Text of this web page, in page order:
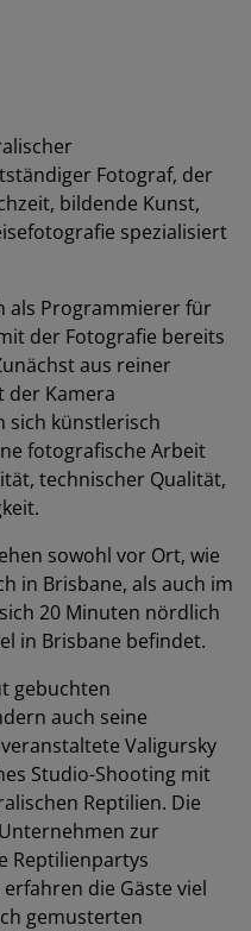
Fotograf, der
bildende Kunst,
spezialisiert
als Programmierer für
der Fotografie bereits
aus reiner
der Kamera
sich künstlerisch
fotografische Arbeit
technischer Qualität,
sowohl vor Ort, wie
in Brisbane, als auch im
20 Minuten nördlich
in Brisbane befindet.
gebuchten
auch seine
Valigursky
Studio-Shooting mit
Reptilien. Die
zur
Reptilienpartys
die Gäste viel
gemusterten